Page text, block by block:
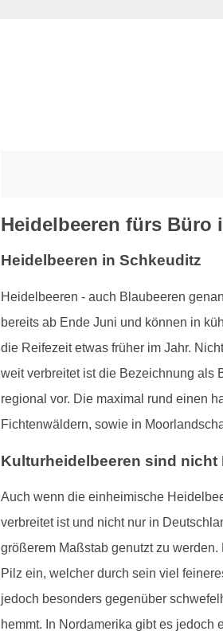
Heidelbeeren fürs Büro
Heidelbeeren in Schkeuditz
Heidelbeeren - auch Blaubeeren
bereits ab Ende Juni und können in
die Reifezeit etwas früher im Jahr.
weit verbreitet ist die Bezeichnung als
regional vor. Die maximal rund einen
Fichtenwäldern, sowie in
Kulturheidelbeeren sind nicht
Auch wenn die einheimische
verbreitet ist und nicht nur in
größerem Maßstab genutzt zu
Pilz ein, welcher durch sein viel
jedoch besonders gegenüber
hemmt. In Nordamerika gibt es